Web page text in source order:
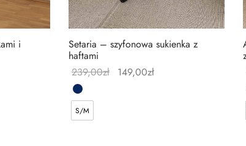
i
Setaria – szyfonowa sukienka z
haftami
239,00zł 149,00zł
S/M